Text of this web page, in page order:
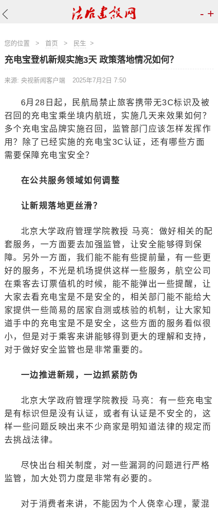
- +
您的位置 > 首页 > 民生 >
充电宝登机新规实施3天 政策落地情况如何？
来源: 央视新闻客户端 2025年7月2日 7:50
6月28日起，民航局禁止旅客携带无3C标识及被
召回的充电宝乘坐境内航班，实施几天来效果如何？
多个充电宝品牌实施召回，监管部门应该怎样发挥作
用？除了已经实施的充电宝3C认证，还有哪些方面
需要保障充电宝安全？
在公共服务领域如何调整
让新规落地更丝滑？
北京大学政府管理学院教授 马亮：做好相关的配
套服务，一方面要去加强监管，让安全能够得到保
障。另外一方面，我们能不能有些提前量，有一些更
好的服务，不光是机场提供这样一些服务，航空公司
在乘客去订票值机的时候，能不能弹出一些提醒，让
大家去看充电宝是不是安全的，相关部门能不能给大
家提供一些简易的居家自测或核验的机制，让大家知
道手中的充电宝是不是安全，这些方面的服务看似很
小，但是对于乘客来讲能够得到更大的理解和支持，
对于做好安全监管也是非常重要的。
一边推进新规，一边抓紧防伪
北京大学政府管理学院教授 马亮：有一些充电宝
是有标识但是没有认证，或者有认证是不安全的，这
样一些问题反映出来不少商家是明知道法律的规定而
去挑战法律。
尽快出台相关制度，对一些漏洞的问题进行严格
监管，加大处罚力度是非常有必要的。
对于消费者来讲，不能因为个人侥幸心理，蒙混